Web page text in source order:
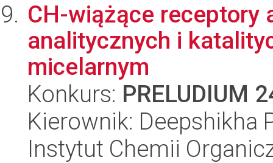
CH-wiążące receptory
analitycznych i
micelarnym
Konkurs: PRELUDIUM
Kierownik: Deepshikha
Instytut Chemii